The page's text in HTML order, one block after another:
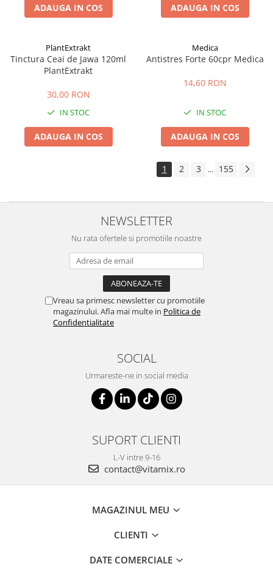
ADAUGA IN COS ADAUGA IN COS
PlantExtrakt
Tinctura Ceai de Jawa 120ml
PlantExtrakt
30,00 RON
IN STOC
ADAUGA IN COS
Medica
Antistres Forte 60cpr Medica
14,60 RON
IN STOC
ADAUGA IN COS
1 2 3 ... 155
NEWSLETTER
Nu rata ofertele si promotiile noastre
Vreau sa primesc newsletter cu promotiile
magazinului. Afla mai multe in Politica de
Confidentialitate
SOCIAL
Urmareste-ne in social media
SUPORT CLIENTI
L-V intre 9-16
contact@vitamix.ro
MAGAZINUL MEU
CLIENTI
DATE COMERCIALE